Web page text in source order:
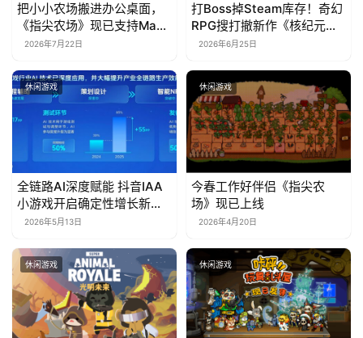
把小小农场搬进办公桌面，
《指尖农场》现已支持Mac
系统！
2026年7月22日
打Boss掉Steam库存！奇幻
RPG搜打撤新作《核纪元》
正式上线Steam：武器属性
2026年6月25日
休闲游戏
全链路AI深度赋能 抖音IAA
小游戏开启确定性增长新周
期2026年5月13日
休闲游戏
今春工作好伴侣《指尖农
场》现已上线
2026年4月20日
休闲游戏 休闲游戏